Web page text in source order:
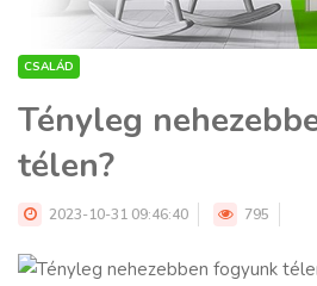
CSALÁD
Tényleg
télen?
2023-10-31 09:46:40 795